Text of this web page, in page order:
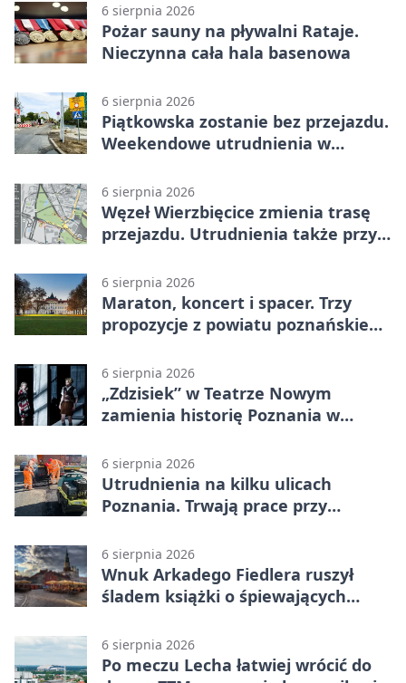
6 sierpnia 2026
Pożar sauny na pływalni Rataje.
Nieczynna cała hala basenowa
6 sierpnia 2026
Piątkowska zostanie bez przejazdu.
Weekendowe utrudnienia w
6 sierpnia 2026
Węzeł Wierzbięcice zmienia trasę
przejazdu. Utrudnienia także przy
6 sierpnia 2026
Maraton, koncert i spacer. Trzy
propozycje z powiatu poznańskiego
6 sierpnia 2026
„Zdzisiek” w Teatrze Nowym
zamienia historię Poznania w
6 sierpnia 2026
Utrudnienia na kilku ulicach
Poznania. Trwają prace przy
6 sierpnia 2026
Wnuk Arkadego Fiedlera ruszył
śladem książki o śpiewających
6 sierpnia 2026
Po meczu Lecha łatwiej wrócić do